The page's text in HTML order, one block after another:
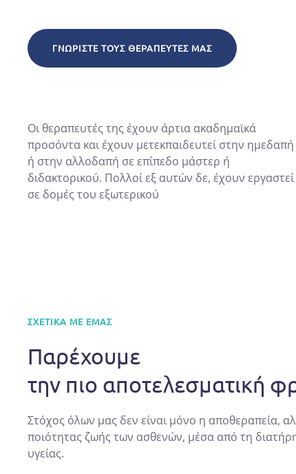
ΓΝΩΡΊΣΤΕ ΤΟΥΣ ΘΕΡΑΠΕΥΤΈΣ ΜΑΣ
Οι θεραπευτές της έχουν άρτια ακαδημαϊκά
προσόντα και έχουν μετεκπαιδευτεί στην ημεδαπή
ή στην αλλοδαπή σε επίπεδο μάστερ ή
διδακτορικού. Πολλοί εξ αυτών δε, έχουν εργαστεί
σε δομές του εξωτερικού
ΣΧΕΤΙΚΆ ΜΕ ΕΜΆΣ
Παρέχουμε
την πιο αποτελεσματική
Στόχος όλων μας δεν είναι μόνο η αποθεραπεία,
ποιότητας ζωής των ασθενών, μέσα από τη
υγείας.